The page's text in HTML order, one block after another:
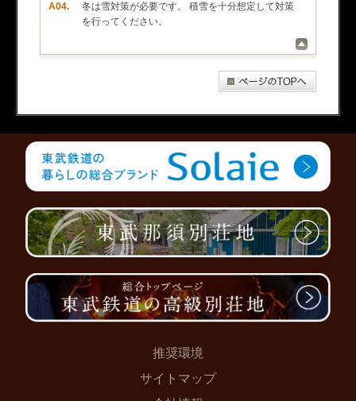
A04.
冬は雪対策が必要です。 積雪を十分想定して対策
を行ってください。
推奨環境
サイトマップ